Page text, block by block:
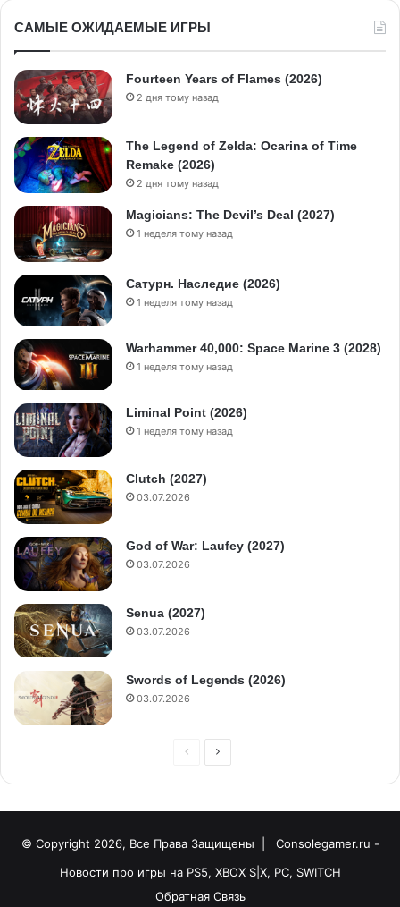
САМЫЕ ОЖИДАЕМЫЕ ИГРЫ
Fourteen Years of Flames (2026)
2 дня тому назад
The Legend of Zelda: Ocarina of Time
Remake (2026)
2 дня тому назад
Magicians: The Devil’s Deal (2027)
1 неделя тому назад
Сатурн. Наследие (2026)
1 неделя тому назад
Warhammer 40,000: Space Marine 3 (2028)
1 неделя тому назад
Liminal Point (2026)
1 неделя тому назад
Clutch (2027)
03.07.2026
God of War: Laufey (2027)
03.07.2026
Senua (2027)
03.07.2026
Swords of Legends (2026)
03.07.2026
© Copyright 2026, Все Права Защищены |
Consolegamer.ru -
Новости про игры на PS5, XBOX S|X, PC, SWITCH
Обратная Связь